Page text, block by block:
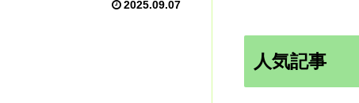
2025.09.07
人気記事